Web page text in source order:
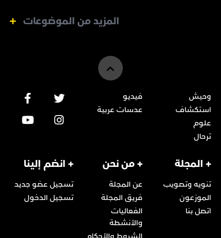
المزيد من الموضوعات
وحيش
استكشاف
علوم
ترحال
فيديو
عدسات عربية
+ المجلة
تنويه وتصويب
الموزعون
اتصل بنا
+ من نحن
عن المجلة
فريق المجلة
الفعاليات
والأنشطة
+ انضم إلينا
تسجيل عضو جديد
تسجيل الدخول